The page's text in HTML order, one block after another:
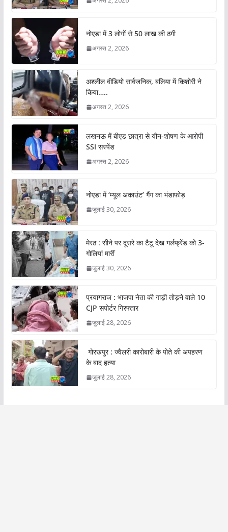
नोएडा में 3 लोगों से 50 लाख की ठगी
अगस्त 2, 2026
अश्लील वीडियो सार्वजनिक, बलिया में किशोरी ने
किया…..
अगस्त 2, 2026
लखनऊ में बीएड छात्रा से यौन-शोषण के आरोपी
SSI सस्पेंड
अगस्त 2, 2026
नोएडा में ‘म्यूल अकाउंट’ गैंग का भंडाफोड़
जुलाई 30, 2026
मेरठ : सीने पर दूसरे का टैटू देख गर्लफ्रेंड को 3-
गोलियां मारीं
जुलाई 30, 2026
प्रयागराज : भाजपा नेता की गाड़ी तोड़ने वाले 10
CJP सपोर्टर गिरफ्तार
जुलाई 28, 2026
गोरखपुर : ज्वैलरी कारोबारी के पोते की अपहरण
के बाद हत्या
जुलाई 28, 2026